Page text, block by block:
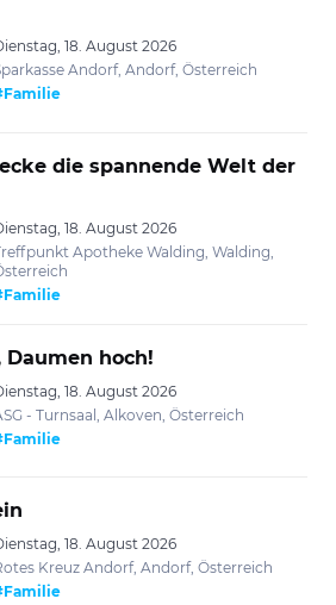
18. August 2026
Andorf, Andorf, Österreich
die spannende Welt der
18. August 2026
Apotheke Walding, Walding,
Daumen hoch!
18. August 2026
- Turnsaal, Alkoven, Österreich
18. August 2026
Kreuz Andorf, Andorf, Österreich